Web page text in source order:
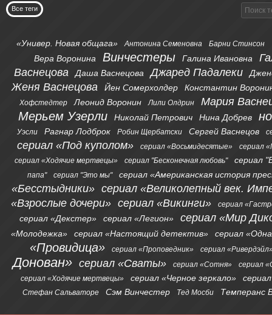
Все теги
«Универ. Новая общага» Антонина Семеновна Барни Стинсон
Вера Воронина Винчестеры Галина Ивановна
Васнецова
Даша Васнецова Джаред Падалеки
Женя Васнецова Йен Сомерхолдер Константин
Хофстедтер Леонид Воронин Лили Олдрин Мария
Мерьем Узерли Николай Петрович Нина Добрев
Уэсли Рагнар Лодброк Робин Щербатски Сергей Васнецов
сериал «Под куполом» сериал «Восьмидесятые»
сериал
сериал «Ходячие мертвецы»
сериал "Бесконечная любовь" сериал
папа" сериал "Это мы" сериал «Американская история
«Бесстыдники» сериал «Великолепный век.
«Взрослые дочери» сериал «Викинги» сериал
сериал «Декстер» сериал «Легион» сериал «Мир
«Молодежка» сериал «Настоящий детектив» сериал
«Провидица» сериал «Проповедник» сериал
Донован» сериал «Сваты» сериал «Сотня»
сериал
сериал «Ходячие мертвецы»
сериал «Черное зеркало»
Стефан Сальваторе Сэм Винчестер Тед Мосби Темперанс